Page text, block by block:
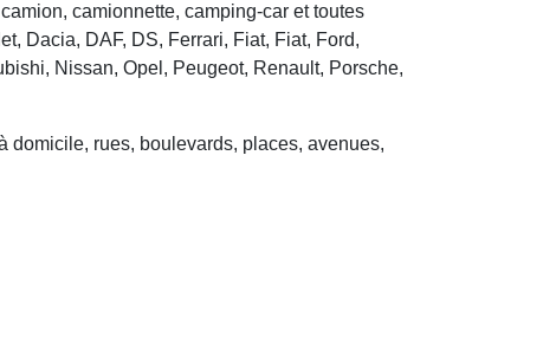
camionnette, camping-car et toutes
Dacia, DAF, DS, Ferrari, Fiat, Fiat, Ford,
Nissan, Opel, Peugeot, Renault, Porsche,
domicile, rues, boulevards, places, avenues,